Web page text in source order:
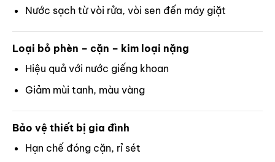
Nước sạch từ vòi rửa, vòi sen đến máy giặt
Loại bỏ phèn – cặn – kim loại nặng
Hiệu quả với nước giếng khoan
Giảm mùi tanh, màu vàng
Bảo vệ thiết bị gia đình
Hạn chế đóng cặn, rỉ sét